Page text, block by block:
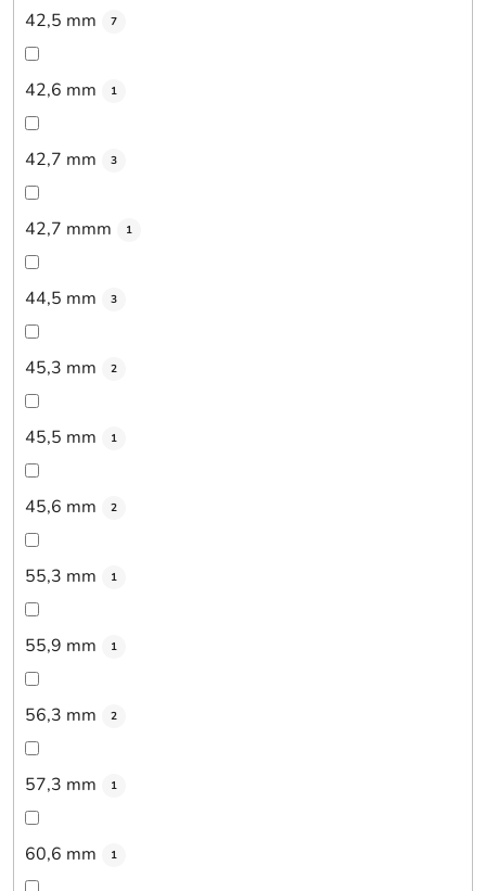
42,5 mm 7
42,6 mm 1
42,7 mm 3
42,7 mmm 1
44,5 mm 3
45,3 mm 2
45,5 mm 1
45,6 mm 2
55,3 mm 1
55,9 mm 1
56,3 mm 2
57,3 mm 1
60,6 mm 1